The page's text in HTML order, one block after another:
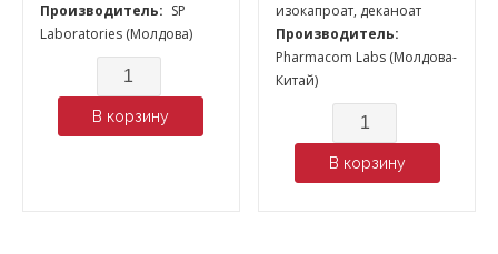
Производитель: SP
Laboratories (Молдова)
Количество
В корзину
изокапроат, деканоат
Производитель:
Pharmacom Labs (Молдова-
Китай)
Количество
В корзину